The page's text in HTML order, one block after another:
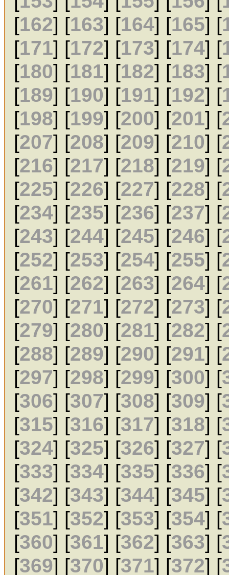
[162] [163] [164] [165] [
[171] [172] [173] [174] [
[180] [181] [182] [183] [
[189] [190] [191] [192] [
[198] [199] [200] [201] [
[207] [208] [209] [210] [
[216] [217] [218] [219] [
[225] [226] [227] [228] [
[234] [235] [236] [237] [
[243] [244] [245] [246] [
[252] [253] [254] [255] [
[261] [262] [263] [264] [
[270] [271] [272] [273] [
[279] [280] [281] [282] [
[288] [289] [290] [291] [
[297] [298] [299] [300] [
[306] [307] [308] [309] [
[315] [316] [317] [318] [
[324] [325] [326] [327] [
[333] [334] [335] [336] [
[342] [343] [344] [345] [
[351] [352] [353] [354] [
[360] [361] [362] [363] [
[369] [370] [371] [372] [